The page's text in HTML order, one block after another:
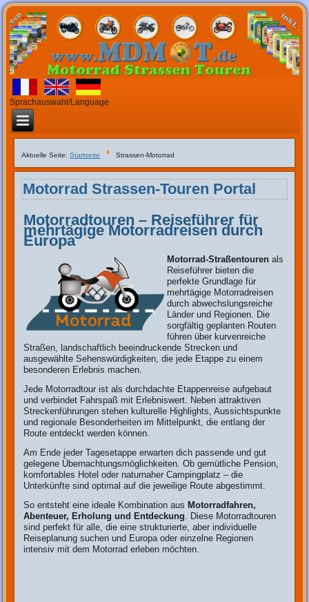
Sprachauswahl/Language
Aktuelle Seite:Startseite Strassen-Motorrad
Motorrad Strassen-Touren Portal
Motorradtouren – Reiseführer für
mehrtägige Motorradreisen durch
Europa
Motorrad-Straßentouren als
Reiseführer bieten die
perfekte Grundlage für
mehrtägige Motorradreisen
durch abwechslungsreiche
Länder und Regionen. Die
sorgfältig geplanten Routen
führen über kurvenreiche
Straßen, landschaftlich beeindruckende Strecken und
ausgewählte Sehenswürdigkeiten, die jede Etappe zu einem
besonderen Erlebnis machen.
Jede Motorradtour ist als durchdachte Etappenreise aufgebaut
und verbindet Fahrspaß mit Erlebniswert. Neben attraktiven
Streckenführungen stehen kulturelle Highlights, Aussichtspunkte
und regionale Besonderheiten im Mittelpunkt, die entlang der
Route entdeckt werden können.
Am Ende jeder Tagesetappe erwarten dich passende und gut
gelegene Übernachtungsmöglichkeiten. Ob gemütliche Pension,
komfortables Hotel oder naturnaher Campingplatz – die
Unterkünfte sind optimal auf die jeweilige Route abgestimmt.
So entsteht eine ideale Kombination aus Motorradfahren,
Abenteuer, Erholung und Entdeckung. Diese Motorradtouren
sind perfekt für alle, die eine strukturierte, aber individuelle
Reiseplanung suchen und Europa oder einzelne Regionen
intensiv mit dem Motorrad erleben möchten.